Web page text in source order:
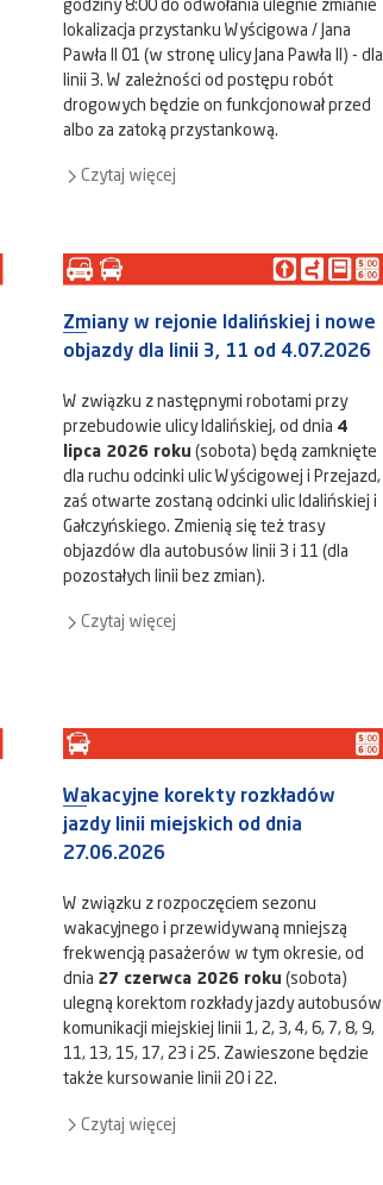
godziny 8:00 do odwołania ulegnie zmianie
lokalizacja przystanku Wyścigowa / Jana
Pawła II 01 (w stronę ulicy Jana Pawła II) - dla
linii 3. W zależności od postępu robót
drogowych będzie on funkcjonował przed
albo za zatoką przystankową.
Czytaj więcej
Zmiany w rejonie Idalińskiej i nowe
objazdy dla linii 3, 11 od 4.07.2026
W związku z następnymi robotami przy
przebudowie ulicy Idalińskiej, od dnia 4
lipca 2026 roku (sobota) będą zamknięte
dla ruchu odcinki ulic Wyścigowej i Przejazd,
zaś otwarte zostaną odcinki ulic Idalińskiej i
Gałczyńskiego. Zmienią się też trasy
objazdów dla autobusów linii 3 i 11 (dla
pozostałych linii bez zmian).
Czytaj więcej
Wakacyjne korekty rozkładów
jazdy linii miejskich od dnia
27.06.2026
W związku z rozpoczęciem sezonu
wakacyjnego i przewidywaną mniejszą
frekwencją pasażerów w tym okresie, od
dnia 27 czerwca 2026 roku (sobota)
ulegną korektom rozkłady jazdy autobusów
komunikacji miejskiej linii 1, 2, 3, 4, 6, 7, 8, 9,
11, 13, 15, 17, 23 i 25. Zawieszone będzie
także kursowanie linii 20 i 22.
Czytaj więcej